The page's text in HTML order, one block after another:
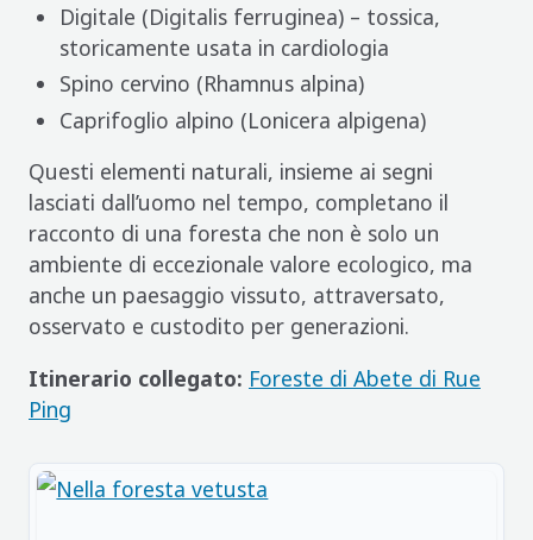
Digitale (Digitalis ferruginea) – tossica,
storicamente usata in cardiologia
Spino cervino (Rhamnus alpina)
Caprifoglio alpino (Lonicera alpigena)
Questi elementi naturali, insieme ai segni
lasciati dall’uomo nel tempo, completano il
racconto di una foresta che non è solo un
ambiente di eccezionale valore ecologico, ma
anche un paesaggio vissuto, attraversato,
osservato e custodito per generazioni.
Itinerario collegato: Foreste di Abete di Rue
Ping